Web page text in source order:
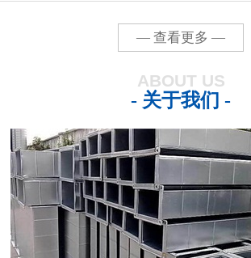
— 查看更多 —
ABOUT US
- 关于我们 -